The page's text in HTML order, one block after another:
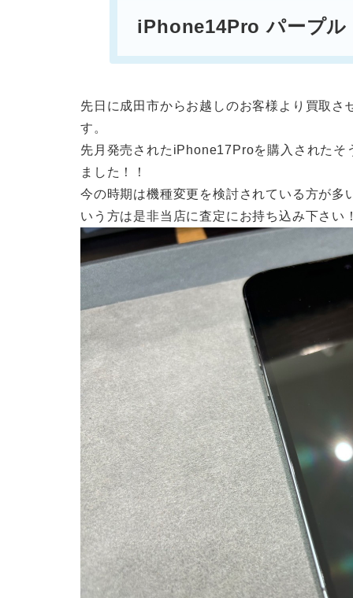
iPhone14Pro パープル
先日に成田市からお越しのお客様より買取さ
す。
先月発売されたiPhone17Proを購入された
ました！！
今の時期は機種変更を検討されている方が
いう方は是非当店に査定にお持ち込み下さい